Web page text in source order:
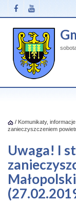
/ Komunikaty, informacje
zanieczyszczeniem
Uwaga! I